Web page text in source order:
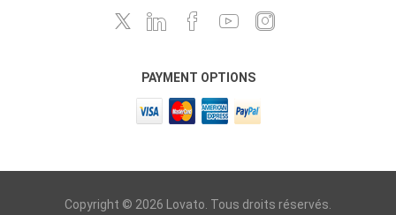
PAYMENT OPTIONS
Copyright © 2026 Lovato. Tous droits réservés.